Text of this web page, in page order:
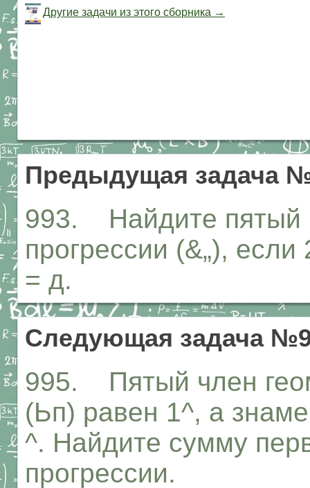
Другие задачи из этого сборника →
Предыдущая задача
993. Найдите пятый
прогрессии (&„),
= д.
Следующая задача
995. Пятый член
(Ьп) равен 1^, а
^. Найдите сумму
прогрессии.